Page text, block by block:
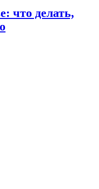
что делать,